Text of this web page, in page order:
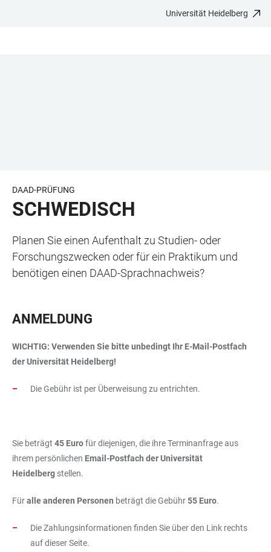
Universität Heidelberg
DAAD-PRÜFUNG
SCHWEDISCH
Planen Sie einen Aufenthalt zu Studien- oder
Forschungszwecken oder für ein Praktikum und
benötigen einen DAAD-Sprachnachweis?
ANMELDUNG
WICHTIG: Verwenden Sie bitte unbedingt Ihr E-Mail-Postfach
der Universität Heidelberg!
Die Gebühr ist per Überweisung zu entrichten.
Sie beträgt 45 Eurofür diejenigen, die ihre Terminanfrage aus
ihrem persönlichen Email-Postfach der Universität
Heidelberg stellen.
Füralle anderen Personen beträgt die Gebühr55 Euro.
Die Zahlungsinformationen finden Sie über den Link rechts
auf dieser Seite.